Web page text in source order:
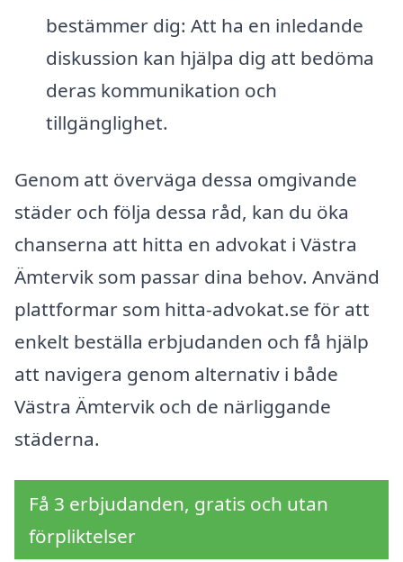
bestämmer dig: Att ha en inledande
diskussion kan hjälpa dig att bedöma
deras kommunikation och
tillgänglighet.
Genom att överväga dessa omgivande
städer och följa dessa råd, kan du öka
chanserna att hitta en advokat i Västra
Ämtervik som passar dina behov. Använd
plattformar som hitta-advokat.se för att
enkelt beställa erbjudanden och få hjälp
att navigera genom alternativ i både
Västra Ämtervik och de närliggande
städerna.
Få 3 erbjudanden, gratis och utan
förpliktelser